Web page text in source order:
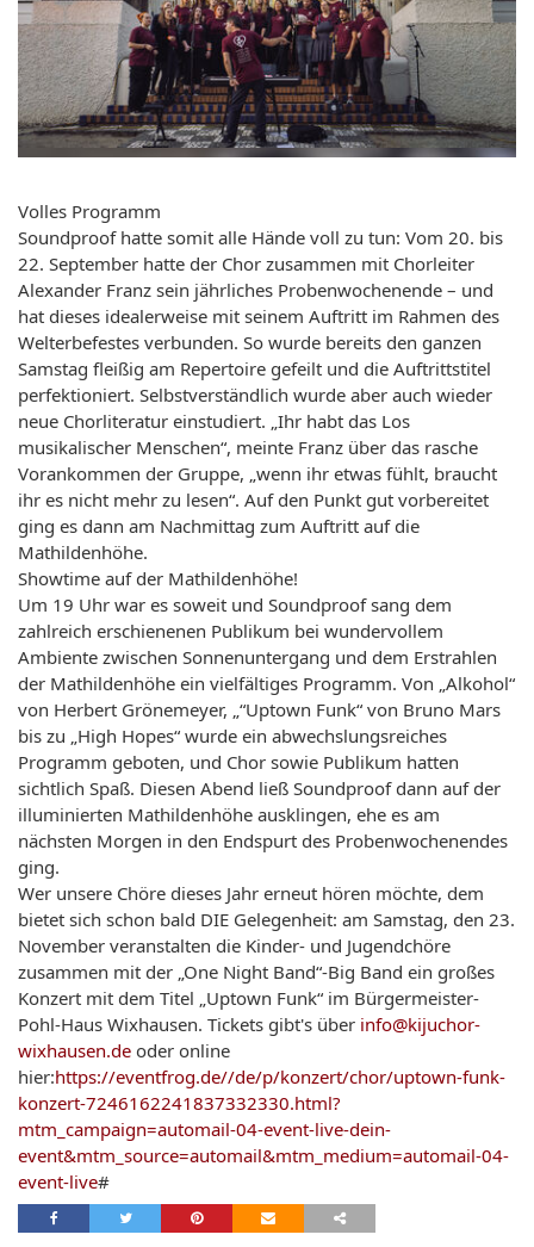
Volles Programm
Soundproof hatte somit alle Hände voll zu tun: Vom 20. bis
22. September hatte der Chor zusammen mit Chorleiter
Alexander Franz sein jährliches Probenwochenende – und
hat dieses idealerweise mit seinem Auftritt im Rahmen des
Welterbefestes verbunden. So wurde bereits den ganzen
Samstag fleißig am Repertoire gefeilt und die Auftrittstitel
perfektioniert. Selbstverständlich wurde aber auch wieder
neue Chorliteratur einstudiert. „Ihr habt das Los
musikalischer Menschen“, meinte Franz über das rasche
Vorankommen der Gruppe, „wenn ihr etwas fühlt, braucht
ihr es nicht mehr zu lesen“. Auf den Punkt gut vorbereitet
ging es dann am Nachmittag zum Auftritt auf die
Mathildenhöhe.
Showtime auf der Mathildenhöhe!
Um 19 Uhr war es soweit und Soundproof sang dem
zahlreich erschienenen Publikum bei wundervollem
Ambiente zwischen Sonnenuntergang und dem Erstrahlen
der Mathildenhöhe ein vielfältiges Programm. Von „Alkohol“
von Herbert Grönemeyer, „“Uptown Funk“ von Bruno Mars
bis zu „High Hopes“ wurde ein abwechslungsreiches
Programm geboten, und Chor sowie Publikum hatten
sichtlich Spaß. Diesen Abend ließ Soundproof dann auf der
illuminierten Mathildenhöhe ausklingen, ehe es am
nächsten Morgen in den Endspurt des Probenwochenendes
ging.
Wer unsere Chöre dieses Jahr erneut hören möchte, dem
bietet sich schon bald DIE Gelegenheit: am Samstag, den 23.
November veranstalten die Kinder- und Jugendchöre
zusammen mit der „One Night Band“-Big Band ein großes
Konzert mit dem Titel „Uptown Funk“ im Bürgermeister-
Pohl-Haus Wixhausen. Tickets gibt's über info@kijuchor-
wixhausen.de oder online
hier:https://eventfrog.de//de/p/konzert/chor/uptown-funk-
konzert-7246162241837332330.html?
mtm_campaign=automail-04-event-live-dein-
event&mtm_source=automail&mtm_medium=automail-04-
event-live#